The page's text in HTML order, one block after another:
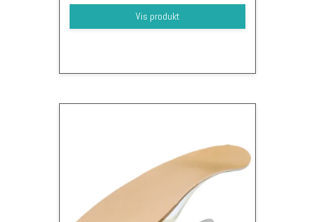
Vis produkt